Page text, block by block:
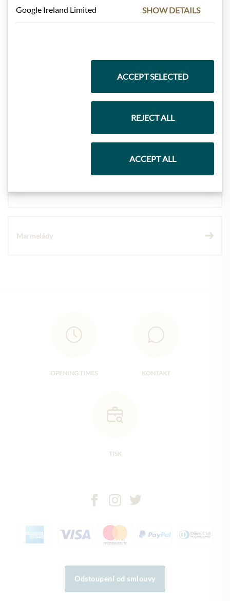
Marmelády
OPENING TIMES KONTAKT
TISK
Odstoupení od smlouvy
Google Ireland Limited SHOW DETAILS
ACCEPT SELECTED
REJECT ALL
ACCEPT ALL